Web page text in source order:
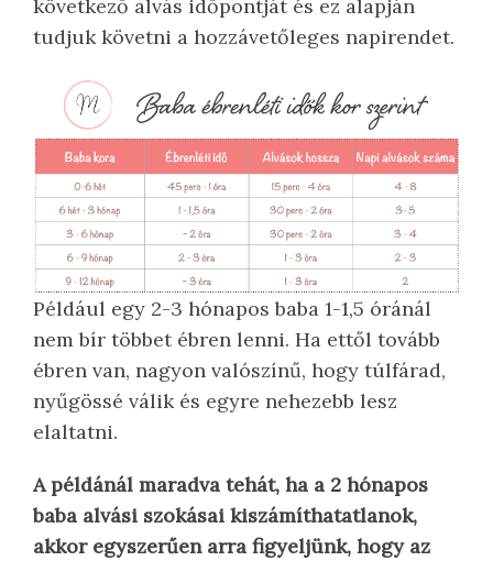
következő alvás időpontját és ez alapján
tudjuk követni a hozzávetőleges napirendet.
Például egy 2-3 hónapos baba 1-1,5 óránál
nem bír többet ébren lenni. Ha ettől tovább
ébren van, nagyon valószínű, hogy túlfárad,
nyűgössé válik és egyre nehezebb lesz
elaltatni.
A példánál maradva tehát, ha a 2 hónapos
baba alvási szokásai kiszámíthatatlanok,
akkor egyszerűen arra figyeljünk, hogy az